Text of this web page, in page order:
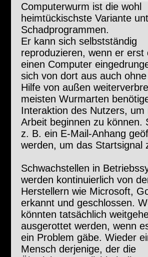
Computerwurm ist die wohl
heimtückischste Variante
Schadprogrammen.
Er kann sich selbstständig
reproduzieren, wenn er erst
einen Computer
sich von dort aus auch
Hilfe von außen
meisten Wurmarten
Interaktion des Nutzers, um
Arbeit beginnen zu können.
z. B. ein E-Mail-Anhang
werden, um das Startsignal
Schwachstellen in
werden kontinuierlich von
Herstellern wie Microsoft,
erkannt und geschlossen.
könnten tatsächlich
ausgerottet werden, wenn
ein Problem gäbe. Wieder
Mensch derjenige, der die